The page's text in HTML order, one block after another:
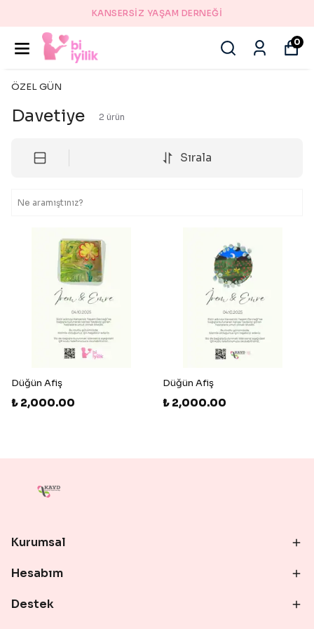
KANSERSİZ YAŞAM DERNEĞİ
0
ÖZEL GÜN
Davetiye 2 ürün
Sırala
Düğün Afiş
₺ 2,000.00
Düğün Afiş
₺ 2,000.00
Kurumsal
Hesabım
Destek